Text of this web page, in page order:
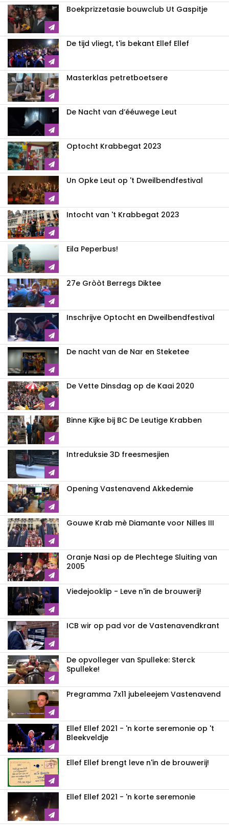
Boekprizzetasie bouwclub Ut Gaspitje
De tijd vliegt, t'is bekant Ellef Ellef
Masterklas petretboetsere
De Nacht van d’ééuwege Leut
Optocht Krabbegat 2023
Un Opke Leut op 't Dweilbendfestival
Intocht van 't Krabbegat 2023
Eila Peperbus!
27e Gròòt Berregs Diktee
Inschrijve Optocht en Dweilbendfestival
De nacht van de Nar en Steketee
De Vette Dinsdag op de Kaai 2020
Binne Kijke bij BC De Leutige Krabben
Intreduksie 3D freesmesjien
Opening Vastenavend Akkedemie
Gouwe Krab mè Diamante voor Nilles III
Oranje Nasi op de Plechtege Sluiting van
2005
Viedejooklip - Leve n'in de brouwerij!
ICB wir op pad vor de Vastenavendkrant
De opvolleger van Spulleke: Sterck
Spulleke!
Pregramma 7x11 jubeleejem Vastenavend
Ellef Ellef 2021 - 'n korte seremonie op 't
Bleekveldje
Ellef Ellef brengt leve n'in de brouwerij!
Ellef Ellef 2021 - 'n korte seremonie